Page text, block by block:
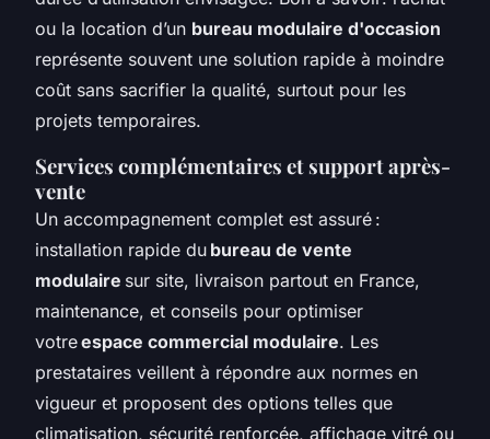
ou la location d’un bureau modulaire d'occasion
représente souvent une solution rapide à moindre
coût sans sacrifier la qualité, surtout pour les
projets temporaires.
Services complémentaires et support après-
vente
Un accompagnement complet est assuré :
installation rapide du bureau de vente
modulaire sur site, livraison partout en France,
maintenance, et conseils pour optimiser
votreespace commercial modulaire. Les
prestataires veillent à répondre aux normes en
vigueur et proposent des options telles que
climatisation, sécurité renforcée, affichage vitré ou